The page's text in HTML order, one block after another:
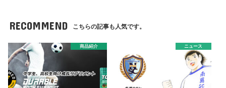
RECOMMEND こちらの記事も人気です。
商品紹介 ニュース